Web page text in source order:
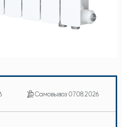
Самовывоз 07.08.2026